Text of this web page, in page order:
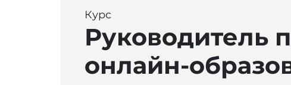
Курс
Руководитель
онлайн-